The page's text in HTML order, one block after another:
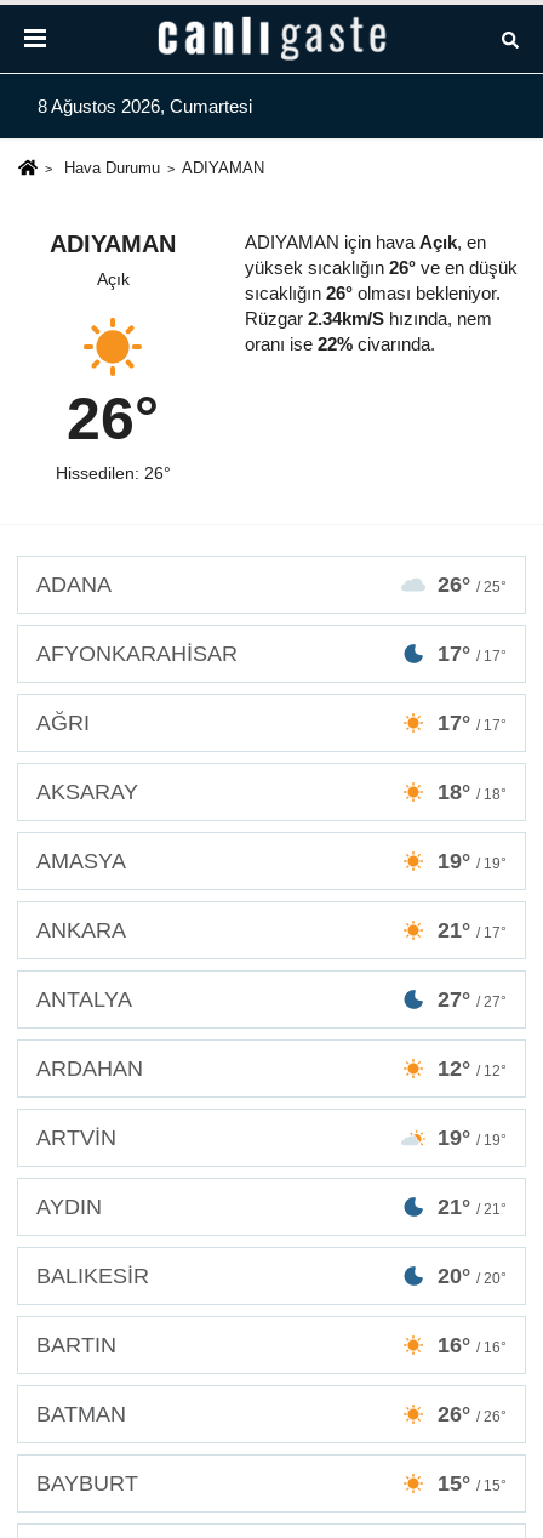
8 Ağustos 2026, Cumartesi
Hava Durumu ADIYAMAN
ADIYAMAN
Açık
26°
Hissedilen: 26°
ADIYAMAN için hava Açık, en
yüksek sıcaklığın 26°ve en düşük
sıcaklığın 26°olması bekleniyor.
Rüzgar 2.34km/Shızında, nem
oranı ise 22%civarında.
ADANA 26° / 25°
AFYONKARAHİSAR 17° / 17°
AĞRI 17° / 17°
AKSARAY 18° / 18°
AMASYA 19° / 19°
ANKARA 21° / 17°
ANTALYA 27° / 27°
ARDAHAN 12° / 12°
ARTVİN 19° / 19°
AYDIN 21° / 21°
BALIKESİR 20° / 20°
BARTIN 16° / 16°
BATMAN 26° / 26°
BAYBURT 15° / 15°